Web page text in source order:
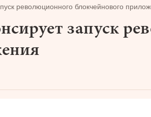
революционного блокчейнового
запуск